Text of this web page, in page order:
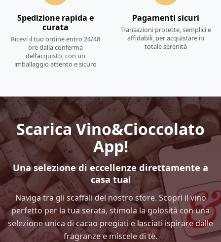
Spedizione rapida e
curata
Ricevi il tuo ordine entro 24/48
ore dalla conferma
dell'acquisto, con un
imballaggio attento e sicuro
Pagamenti sicuri
Transazioni protette, semplici e
affidabili, per acquistare in
totale serenità
Scarica Vino&Cioccolato
App!
Una selezione di eccellenze direttamente a
casa tua!
Naviga tra gli scaffali del nostro store. Scopri il vino
perfetto per la tua serata, stimola la golosità con una
selezione unica di cacao pregiati e lasciati ispirare dalle
fragranze e miscele di tè.